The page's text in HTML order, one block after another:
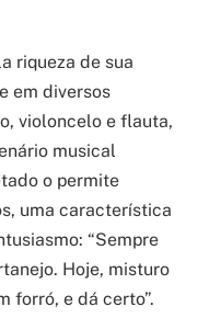
riqueza de sua
em diversos
violoncelo e flauta,
musical
o permite
uma característica
“Sempre
Hoje, misturo
forró, e dá certo”.